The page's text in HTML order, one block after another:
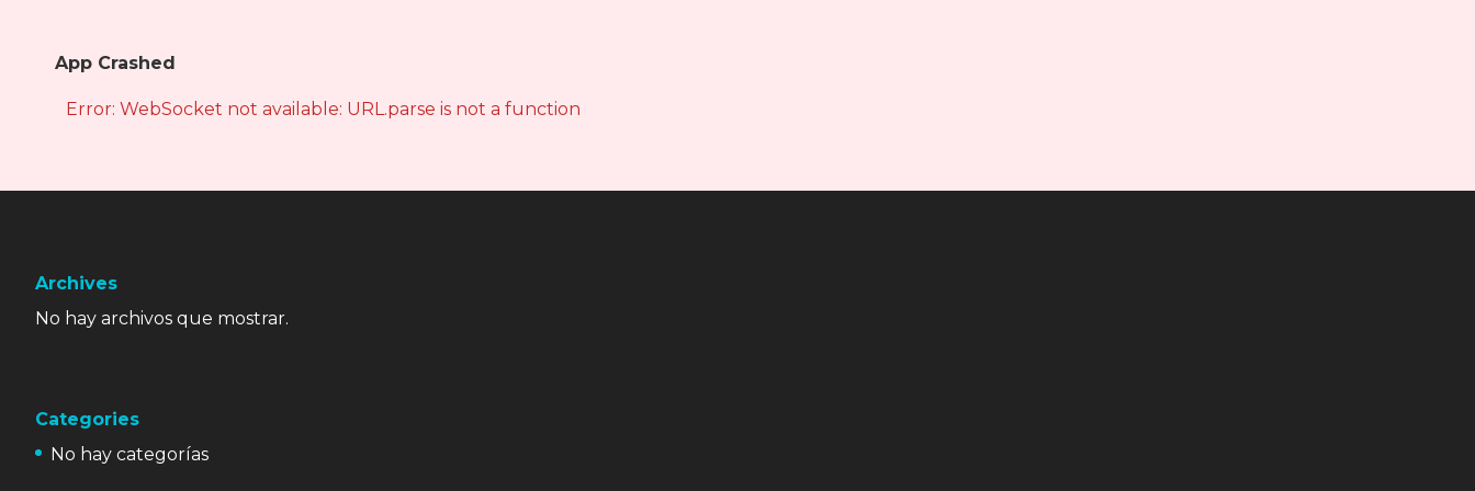
App Crashed
Error: WebSocket not available: URL.parse is not a function
Archives
No hay archivos que mostrar.
Categories
No hay categorías